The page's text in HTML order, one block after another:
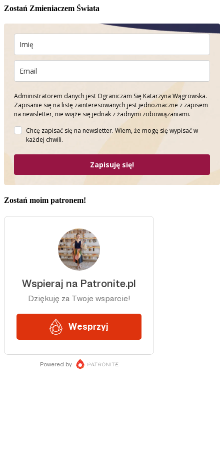
Zostań Zmieniaczem Świata
Administratorem danych jest Ograniczam Się Katarzyna Wągrowska.
Zapisanie się na listę zainteresowanych jest jednoznaczne z zapisem
na newsletter, nie wiąże się jednak z żadnymi zobowiązaniami.
Chcę zapisać się na newsletter. Wiem, że mogę się wypisać w
każdej chwili.
Zapisuję się!
Zostań moim patronem!